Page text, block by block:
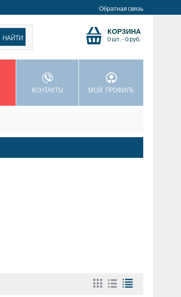
Обратная связь
КОРЗИНА
0 шт. -0руб.
КОНТАКТЫ МОЙ ПРОФИЛЬ